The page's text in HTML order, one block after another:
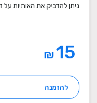
ניתן להדביק את האותיות על
₪
להזמנה